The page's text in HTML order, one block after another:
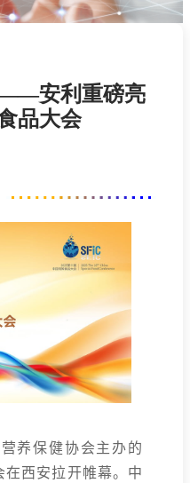
——安利重磅亮
品大会
养保健协会主办的
西安拉开帷幕。中